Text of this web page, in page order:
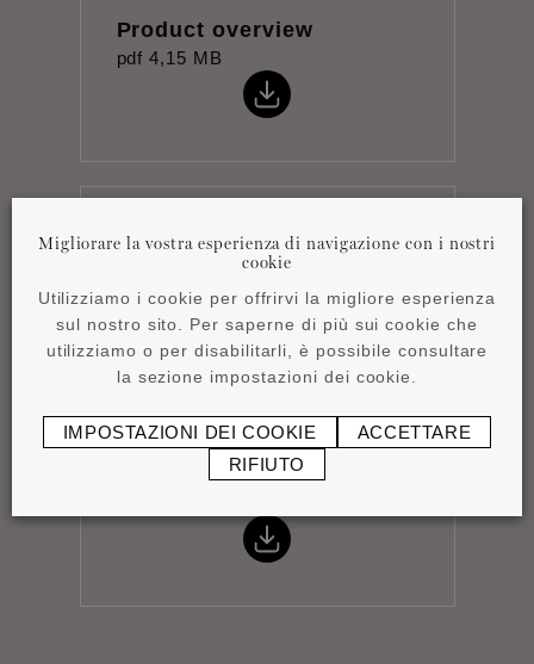
Product overview
pdf 4,15 MB
Istruzioni per
l'installazione
pdf 1,16 MB
Scheda tecnica
Migliorare la vostra esperienza di navigazione con i nostri
cookie
Utilizziamo i cookie per offrirvi la migliore esperienza
sul nostro sito. Per saperne di più sui cookie che
utilizziamo o per disabilitarli, è possibile consultare
la sezione impostazioni dei cookie.
IMPOSTAZIONI DEI COOKIE
ACCETTARE
RIFIUTO